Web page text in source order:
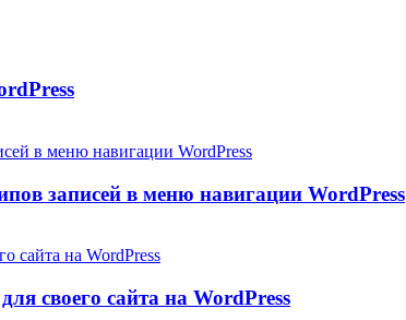
записей в меню навигации WordPress
своего сайта на WordPress